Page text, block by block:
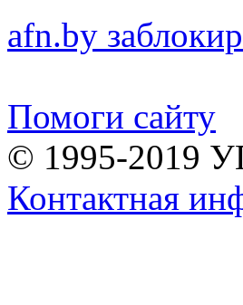
afn.by
Помоги сайту
© 1995-2019
Контактная